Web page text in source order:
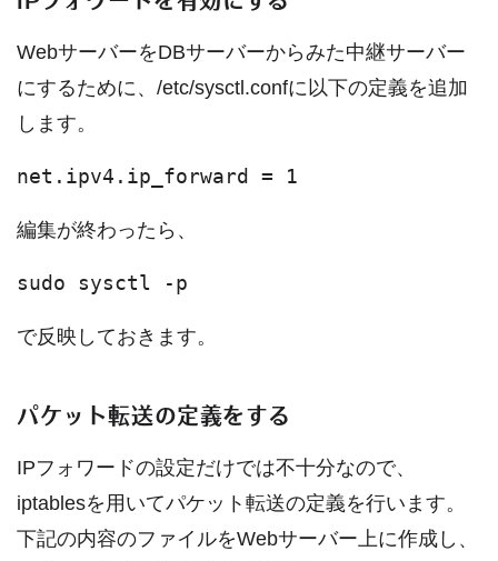
WebサーバーをDBサーバーからみた中継サーバー
にするために、/etc/sysctl.confに以下の定義を追加
します。
net.ipv4.ip_forward = 1
編集が終わったら、
sudo sysctl -p
で反映しておきます。
パケット転送の定義をする
IPフォワードの設定だけでは不十分なので、
iptablesを用いてパケット転送の定義を行います。
下記の内容のファイルをWebサーバー上に作成し、